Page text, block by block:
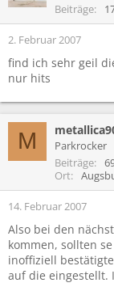
Beiträge
2. Februar 2007
find ich sehr geil
nur hits
M
Parkrocker
Beiträge
Ort
14. Februar 2007
Also bei den
kommen, sollten
inoffiziell
auf die eingestellt.